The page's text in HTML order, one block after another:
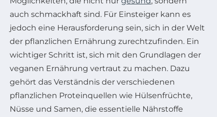
auch schmackhaft sind. Für Einsteiger kann es
jedoch eine Herausforderung sein, sich in der Welt
der pflanzlichen Ernährung zurechtzufinden. Ein
wichtiger Schritt ist, sich mit den Grundlagen der
veganen Ernährung vertraut zu machen. Dazu
gehört das Verständnis der verschiedenen
pflanzlichen Proteinquellen wie Hülsenfrüchte,
Nüsse und Samen, die essentielle Nährstoffe